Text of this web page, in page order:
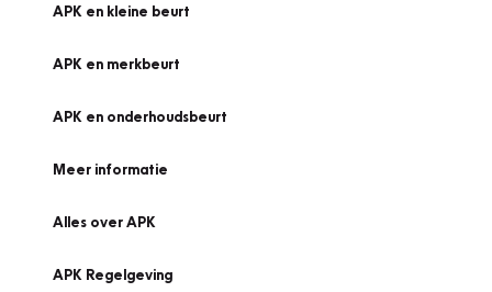
APK en kleine beurt
APK en merkbeurt
APK en onderhoudsbeurt
Meer informatie
Alles over APK
APK Regelgeving